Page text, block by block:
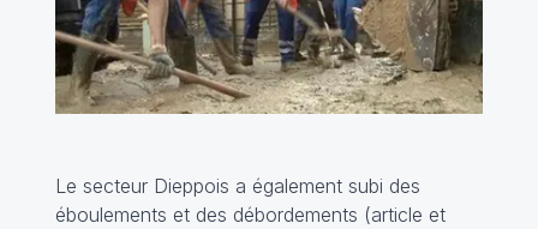
Le secteur Dieppois a également subi des
éboulements et des débordements (article et